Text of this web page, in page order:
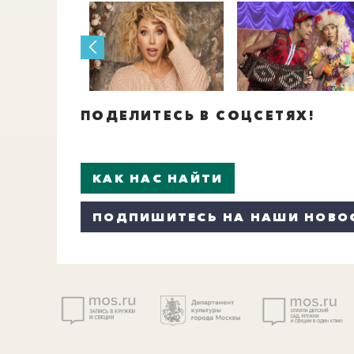
ПОДЕЛИТЕСЬ В СОЦСЕТЯХ!
КАК НАС НАЙТИ
ПОДПИШИТЕСЬ НА НАШИ